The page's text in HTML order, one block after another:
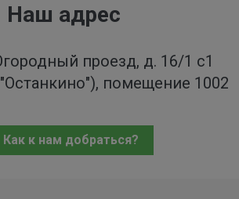
Наш адрес
проезд, д. 16/1 с1
помещение 1002
Как к нам добраться?